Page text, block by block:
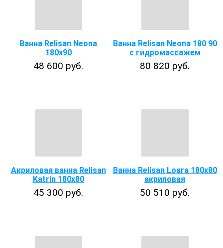
Ванна Relisan Neona
180x90
48 600 руб.
Ванна Relisan Neona 180 90
с гидромассажем
80 820 руб.
Акриловая ванна Relisan
Katrin 180х80
45 300 руб.
Ванна Relisan Loara 180x80
акриловая
50 510 руб.